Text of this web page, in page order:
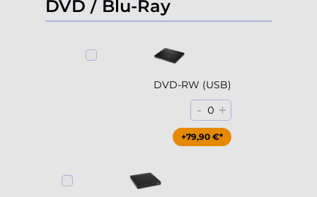
DVD / Blu-Ray
DVD-RW (USB)
- 0 +
+79,90 €*